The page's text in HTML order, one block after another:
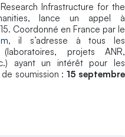
Infrastructure for the
lance un appel à
Coordonné en France par le
, il s’adresse à tous les
(laboratoires, projets ANR,
ayant un intérêt pour les
soumission : 15 septembre